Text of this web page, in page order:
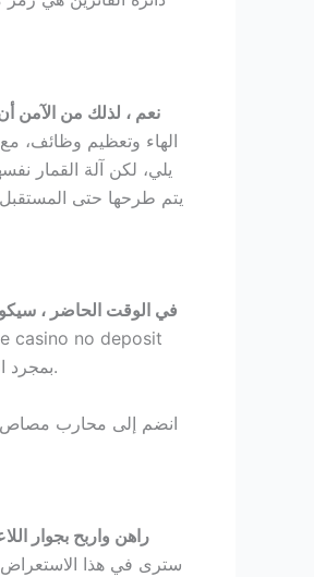
نعم ، لذلك من الآمن
الهاء وتعظيم وظائف،
يلي، لكن آلة القمار
يتم طرحها حتى
في الوقت الحاضر ،
bonus 100 free spins بمجرد التأكد من أن الكازينو يدعم النظام الأساسي الخاص بك ، قد تختلف أوقات السحب اعتمادا على طريقة الدفع التي تختارها.
راهن واربح بجوار
سترى في هذا الاستعراض